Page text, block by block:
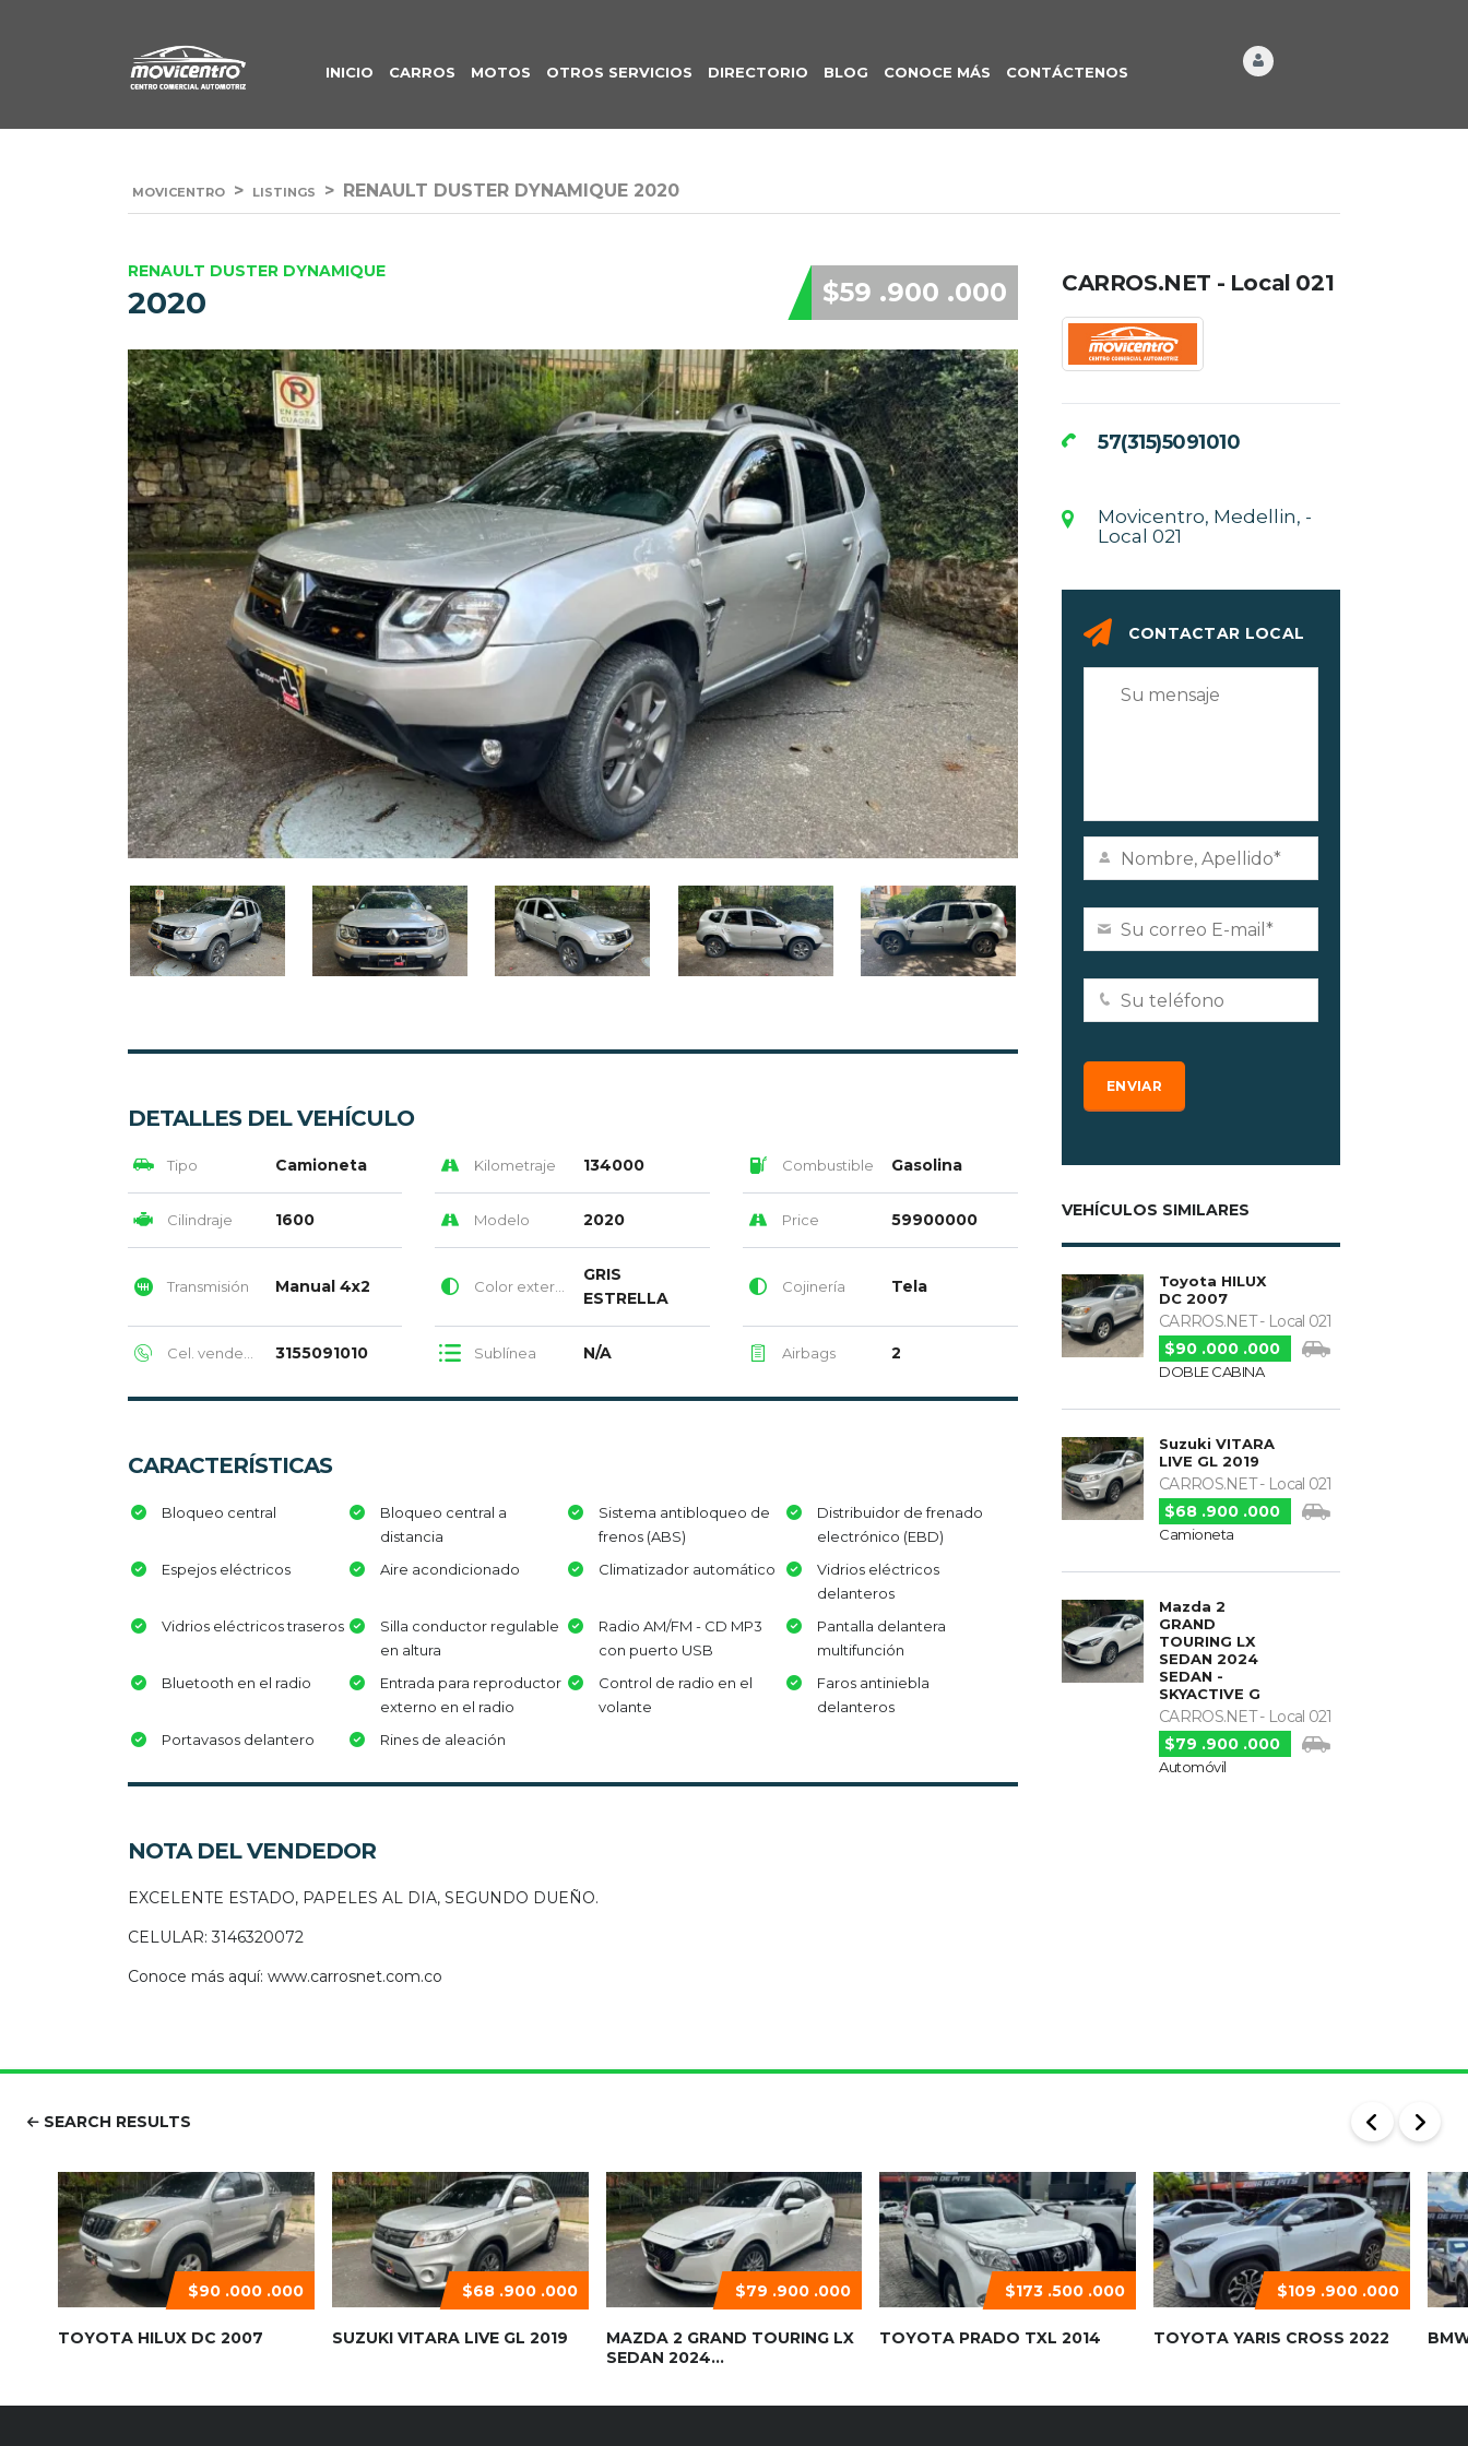
INICIO CARROS MOTOS OTROS SERVICIOS DIRECTORIO BLOG CONOCE MÁS CONTÁCTENOS
MOVICENTRO > LISTINGS > RENAULT DUSTER DYNAMIQUE 2020
$59 .900 .000
RENAULT DUSTER DYNAMIQUE
2020
DETALLES DEL VEHÍCULO
Tipo Camioneta Kilometraje 134000 Combustible Gasolina
Cilindraje 1600 Modelo 2020 Price 59900000
Transmisión Manual 4x2 Color exterior
GRIS
ESTRELLA
Cojinería Tela
Cel. vendedor 3155091010 Sublínea N/A Airbags 2
CARACTERÍSTICAS
Bloqueo central
Bloqueo central a
distancia
Sistema antibloqueo de
frenos (ABS)
Distribuidor de frenado
electrónico (EBD)
Espejos eléctricos
Aire acondicionado Climatizador automático
Vidrios eléctricos
delanteros
Vidrios eléctricos traseros
Silla conductor regulable
en altura
Radio AM/FM - CD MP3
con puerto USB
Pantalla delantera
multifunción
Bluetooth en el radio
Entrada para reproductor
externo en el radio
Control de radio en el
volante
Faros antiniebla
delanteros
Portavasos delantero
Rines de aleación
NOTA DEL VENDEDOR
EXCELENTE ESTADO, PAPELES AL DIA, SEGUNDO DUEÑO.
CELULAR: 3146320072
Conoce más aquí: www.carrosnet.com.co
CARROS.NET - Local 021
57(315)5091010
Movicentro, Medellin, -
Local 021
CONTACTAR LOCAL
VEHÍCULOS SIMILARES
Toyota HILUX
DC 2007
CARROS.NET - Local 021
$90 .000 .000
DOBLE CABINA
Suzuki VITARA
LIVE GL 2019
CARROS.NET - Local 021
$68 .900 .000
Camioneta
Mazda 2
GRAND
TOURING LX
SEDAN 2024
SEDAN -
SKYACTIVE G
CARROS.NET - Local 021
$79 .900 .000
Automóvil
SEARCH RESULTS
$90 .000 .000
TOYOTA HILUX DC 2007
$68 .900 .000
SUZUKI VITARA LIVE GL 2019
$79 .900 .000
MAZDA 2 GRAND TOURING LX
SEDAN 2024...
$173 .500 .000
TOYOTA PRADO TXL 2014
$109 .900 .000
TOYOTA YARIS CROSS 2022